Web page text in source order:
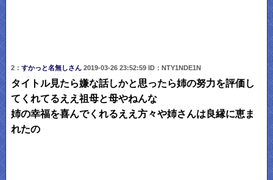
2： すかっと名無しさん 2019-03-26 23:52:59 ID：NTY1NDE1N
タイトル見たら嫌な話しかと思ったら姉の努力を評価し
てくれてるええ祖母と母やねんな
姉の幸福を喜んでくれるええ方々や姉さんは良縁に恵ま
れたの